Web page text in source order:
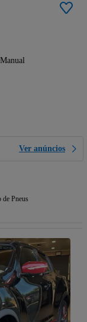
Manual
Ver anúncios
de Pneus